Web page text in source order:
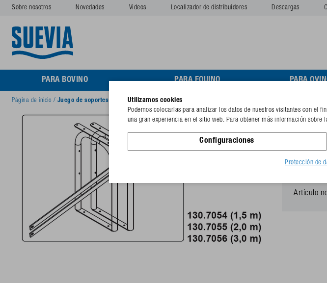
Sobre nosotros Novedades Videos Localizador de distribuidores Descargas
PARA BOVINO PARA EQUINO PARA
Página de inicio / Juego de soportes para 1,5 m
Juego
Código GTIN
Artículo
Utilizamos cookies
Podemos colocarlas para analizar los datos de nuestros visitantes con el
una gran experiencia en el sitio web. Para obtener más información
Configuraciones
Protección de